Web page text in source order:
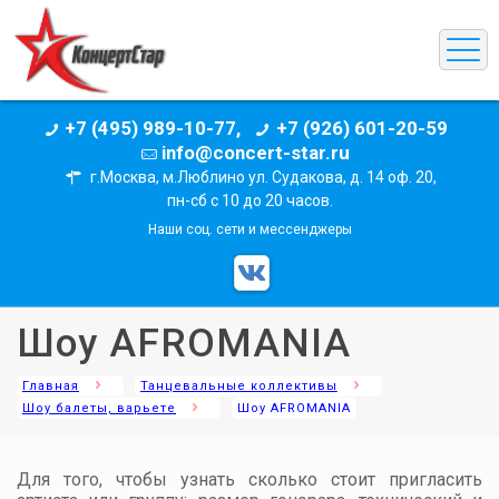
+7 (495) 989-10-77,
+7 (926) 601-20-59
info@concert-star.ru
г.Москва, м.Люблино ул. Судакова, д. 14 оф. 20,
пн-сб с 10 до 20 часов.
Наши соц. сети и мессенджеры
Шоу AFROMANIA
Главная
Танцевальные коллективы
Шоу балеты, варьете
Шоу AFROMANIA
Для того, чтобы узнать сколько стоит пригласить